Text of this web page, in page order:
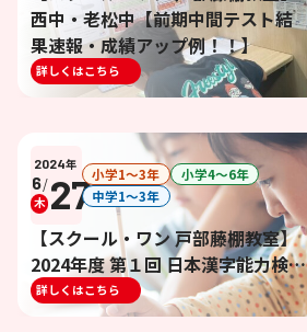
西中・老松中【前期中間テスト結
果速報・成績アップ例！！】
詳しくはこちら
2024年
6/ 27
木
小学1〜3年
小学4〜6年
中学1〜3年
【スクール・ワン 戸部藤棚教室】
2024年度 第１回 日本漢字能力検定
対策イベントのご案内【漢検対策
イベント】
詳しくはこちら